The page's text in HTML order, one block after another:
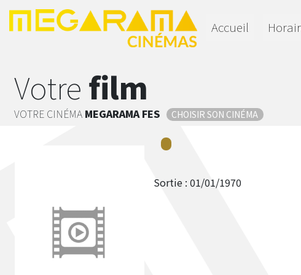
Accueil
Votre film
VOTRE CINÉMA MEGARAMAFES CHOISIR SON CINÉMA
Sortie : 01/01/1970